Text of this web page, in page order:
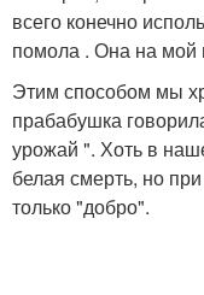
всего конечно
помола . Она на мой
Этим способом мы
прабабушка
урожай ". Хоть в
белая смерть, но
только "добро".